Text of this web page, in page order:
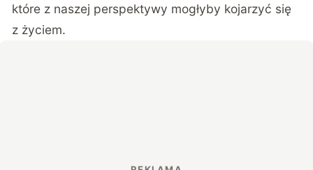
które z naszej perspektywy mogłyby kojarzyć się
z życiem.